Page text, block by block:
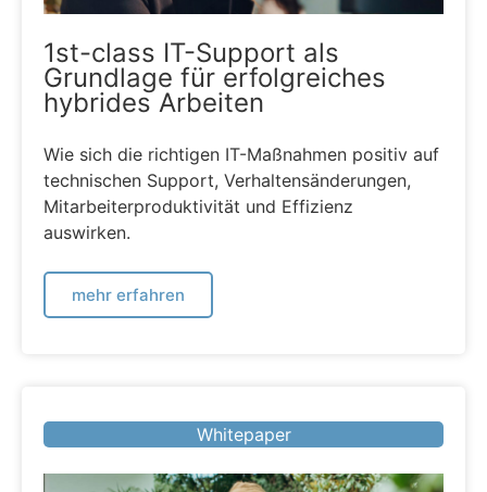
1st-class IT-Support als
Grundlage für erfolgreiches
hybrides Arbeiten
Wie sich die richtigen IT-Maßnahmen positiv auf
technischen Support, Verhaltensänderungen,
Mitarbeiterproduktivität und Effizienz
auswirken.
mehr erfahren
Whitepaper